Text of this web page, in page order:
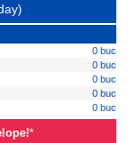
0 buc
0 buc
0 buc
0 buc
0 buc
*